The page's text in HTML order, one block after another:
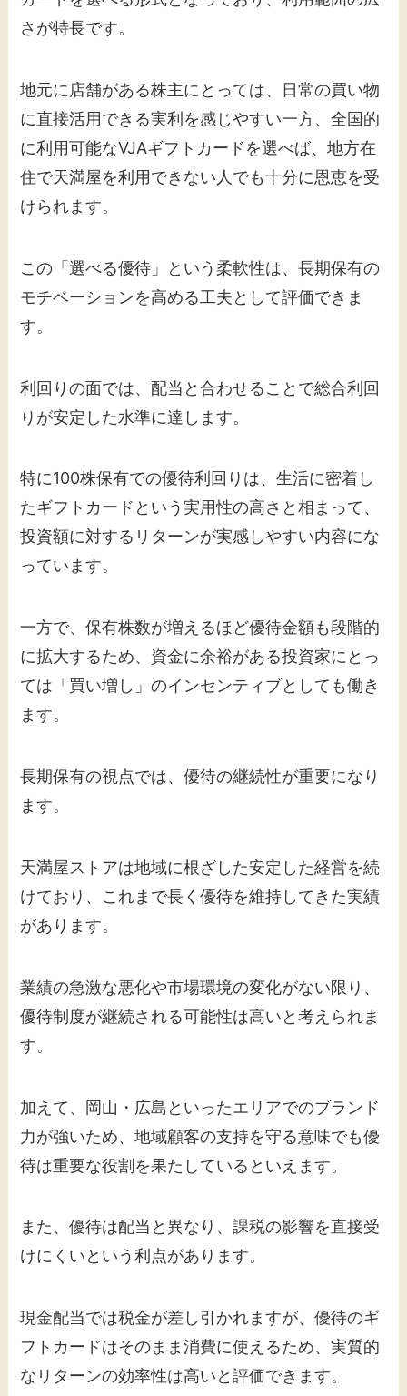
さが特長です。
地元に店舗がある株主にとっては、日常の買い物
に直接活用できる実利を感じやすい一方、全国的
に利用可能なVJAギフトカードを選べば、地方在
住で天満屋を利用できない人でも十分に恩恵を受
けられます。
この「選べる優待」という柔軟性は、長期保有の
モチベーションを高める工夫として評価できま
す。
利回りの面では、配当と合わせることで総合利回
りが安定した水準に達します。
特に100株保有での優待利回りは、生活に密着し
たギフトカードという実用性の高さと相まって、
投資額に対するリターンが実感しやすい内容にな
っています。
一方で、保有株数が増えるほど優待金額も段階的
に拡大するため、資金に余裕がある投資家にとっ
ては「買い増し」のインセンティブとしても働き
ます。
長期保有の視点では、優待の継続性が重要になり
ます。
天満屋ストアは地域に根ざした安定した経営を続
けており、これまで長く優待を維持してきた実績
があります。
業績の急激な悪化や市場環境の変化がない限り、
優待制度が継続される可能性は高いと考えられま
す。
加えて、岡山・広島といったエリアでのブランド
力が強いため、地域顧客の支持を守る意味でも優
待は重要な役割を果たしているといえます。
また、優待は配当と異なり、課税の影響を直接受
けにくいという利点があります。
現金配当では税金が差し引かれますが、優待のギ
フトカードはそのまま消費に使えるため、実質的
なリターンの効率性は高いと評価できます。